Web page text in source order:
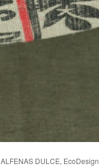
ALFENAS DULCE, EcoDesign